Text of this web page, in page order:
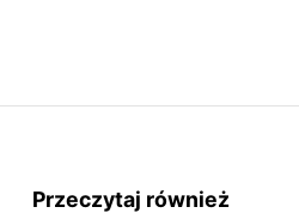
Przeczytaj również